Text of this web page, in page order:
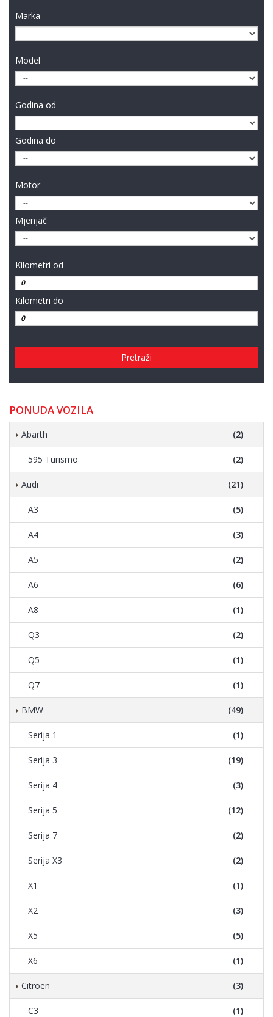
Marka
Model
Godina od
Godina do
Motor
Mjenjač
Kilometri od
Kilometri do
Pretraži
PONUDA VOZILA
Abarth (2)
595 Turismo (2)
Audi (21)
A3 (5)
A4 (3)
A5 (2)
A6 (6)
A8 (1)
Q3 (2)
Q5 (1)
Q7 (1)
BMW (49)
Serija 1 (1)
Serija 3 (19)
Serija 4 (3)
Serija 5 (12)
Serija 7 (2)
Serija X3 (2)
X1 (1)
X2 (3)
X5 (5)
X6 (1)
Citroen (3)
C3 (1)